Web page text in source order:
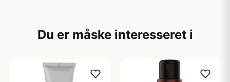
Du er måske interesseret i